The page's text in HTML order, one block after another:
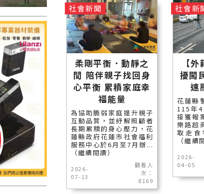
柔剛平衡．動靜之
間 陪伴親子找回身
心平衡 累積家庭幸
福能量
為協助脆弱家庭提升親子
互動品質，並紓解照顧者
長期累積的身心壓力，花
蓮縣政府花蓮市社會福利
服務中心於6月至7月辦...
（繼續閱讀）
2026-
07-13
觀看人
次：
8169
社會新聞
【
擾闖
速
花蓮縣
115年
接獲報
樂路超
取走食
（繼續
2026-
04-05
社會新